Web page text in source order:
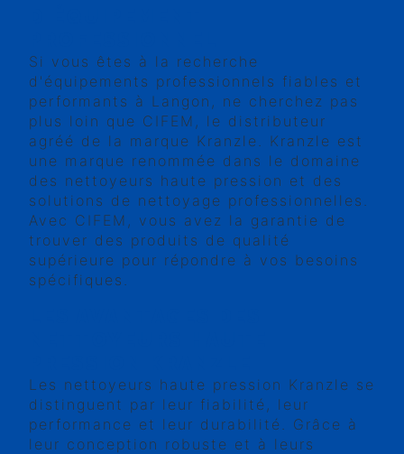
Si vous êtes à la recherche
d'équipements professionnels fiables et
performants à Langon, ne cherchez pas
plus loin que CIFEM, le distributeur
agréé de la marque Kranzle. Kranzle est
une marque renommée dans le domaine
des nettoyeurs haute pression et des
solutions de nettoyage professionnelles.
Avec CIFEM, vous avez la garantie de
trouver des produits de qualité
supérieure pour répondre à vos besoins
spécifiques.
Les nettoyeurs haute pression Kranzle se
distinguent par leur fiabilité, leur
performance et leur durabilité. Grâce à
leur conception robuste et à leurs